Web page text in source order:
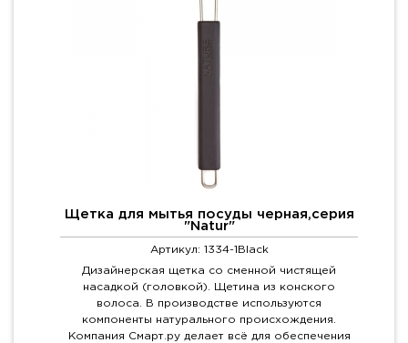
Щетка для мытья посуды черная,серия
"Natur"
Артикул: 1334-1Black
Дизайнерская щетка со сменной чистящей
насадкой (головкой). Щетина из конского
волоса. В производстве используются
компоненты натурального происхождения.
Компания Смарт.ру делает всё для обеспечения